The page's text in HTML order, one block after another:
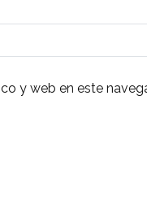
y web en este